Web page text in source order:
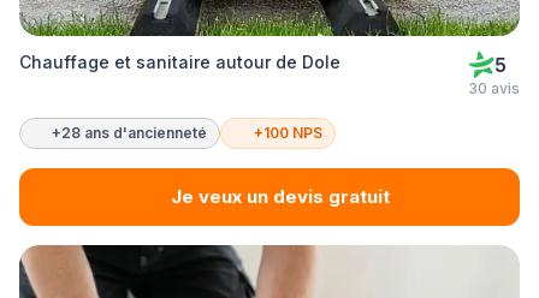
Chauffage et sanitaire autour de Dole 5
30 avis
+28 ans d'ancienneté +100 NPS
Je veux un devis gratuit